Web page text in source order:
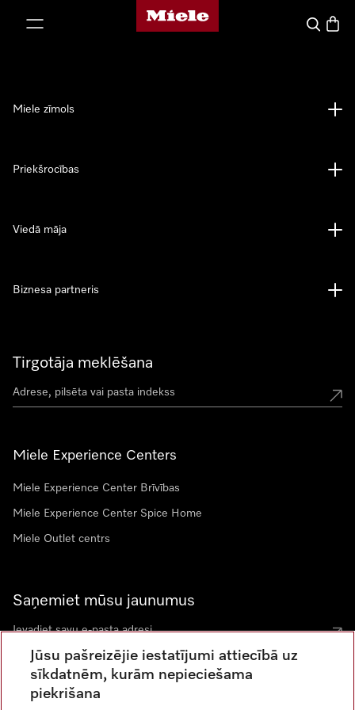
Miele mājas lapa
Tirgotāja meklēšana
Miele Experience Centers
Miele Experience Center Brīvības
Miele Experience Center Spice Home
Miele Outlet centrs
Saņemiet mūsu jaunumus
Miele zīmols
Priekšrocības
Viedā māja
Biznesa partneris
Jūsu pašreizējie iestatījumi attiecībā uz
sīkdatnēm, kurām nepieciešama
piekrišana